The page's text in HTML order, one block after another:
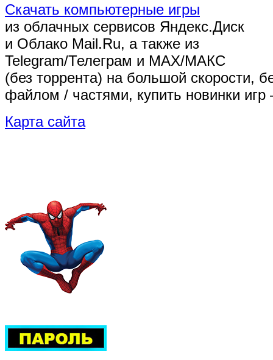
Скачать компьютерные игры
из облачных сервисов Яндекс.Диск
и Облако Mail.Ru, а также из
Telegram/Телеграм и MAX/МАКС
(без торрента) на большой скорости,
файлом / частями, купить новинки
Карта сайта